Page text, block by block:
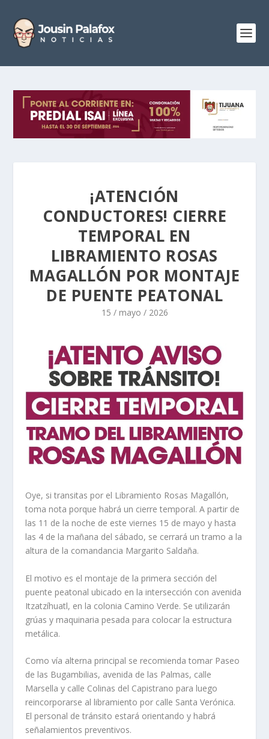
¡ATENCIÓN
CONDUCTORES! CIERRE
TEMPORAL EN
LIBRAMIENTO ROSAS
MAGALLÓN POR MONTAJE
DE PUENTE PEATONAL
15 / mayo / 2026
Oye, si transitas por el Libramiento Rosas Magallón,
toma nota porque habrá un cierre temporal. A partir de
las 11 de la noche de este viernes 15 de mayo y hasta
las 4 de la mañana del sábado, se cerrará un tramo a la
altura de la comandancia Margarito Saldaña.
El motivo es el montaje de la primera sección del
puente peatonal ubicado en la intersección con avenida
Itzatzíhuatl, en la colonia Camino Verde. Se utilizarán
grúas y maquinaria pesada para colocar la estructura
metálica.
Como vía alterna principal se recomienda tomar Paseo
de las Bugambilias, avenida de las Palmas, calle
Marsella y calle Colinas del Capistrano para luego
reincorporarse al libramiento por calle Santa Verónica.
El personal de tránsito estará orientando y habrá
señalamientos preventivos.